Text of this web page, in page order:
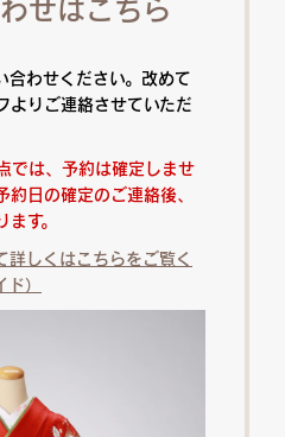
せはこちら
合わせください。改めて
よりご連絡させていただ
では、予約は確定しませ
約日の確定のご連絡後、
す。
詳しくはこちらをご覧く
）